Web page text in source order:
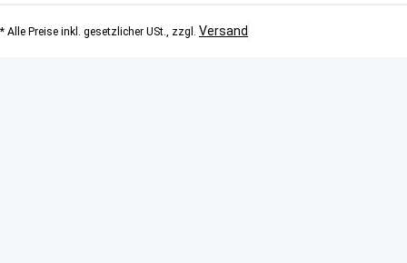
* Alle Preise inkl. gesetzlicher USt., zzgl. Versand